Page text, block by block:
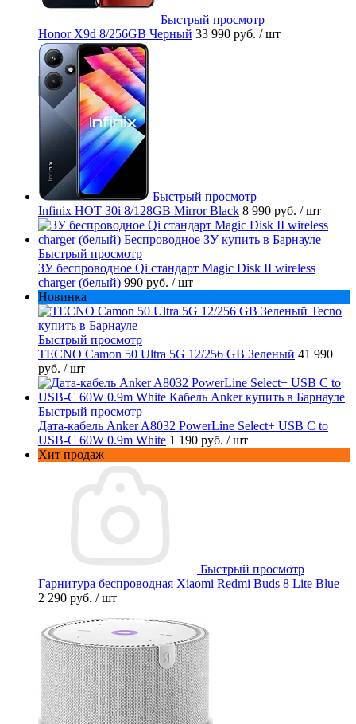
Быстрый просмотр
Honor X9d 8/256GB Черный 33 990 руб. / шт
Быстрый просмотр
Infinix HOT 30i 8/128GB Mirror Black 8 990 руб. / шт
Быстрый просмотр
ЗУ беспроводное Qi стандарт Magic Disk II wireless
charger (белый) 990 руб. / шт
Новинка
Быстрый просмотр
TECNO Camon 50 Ultra 5G 12/256 GB Зеленый 41 990
руб. / шт
Быстрый просмотр
Дата-кабель Anker A8032 PowerLine Select+ USB C to
USB-C 60W 0.9m White 1 190 руб. / шт
Хит продаж
Быстрый просмотр
Гарнитура беспроводная Xiaomi Redmi Buds 8 Lite Blue
2 290 руб. / шт